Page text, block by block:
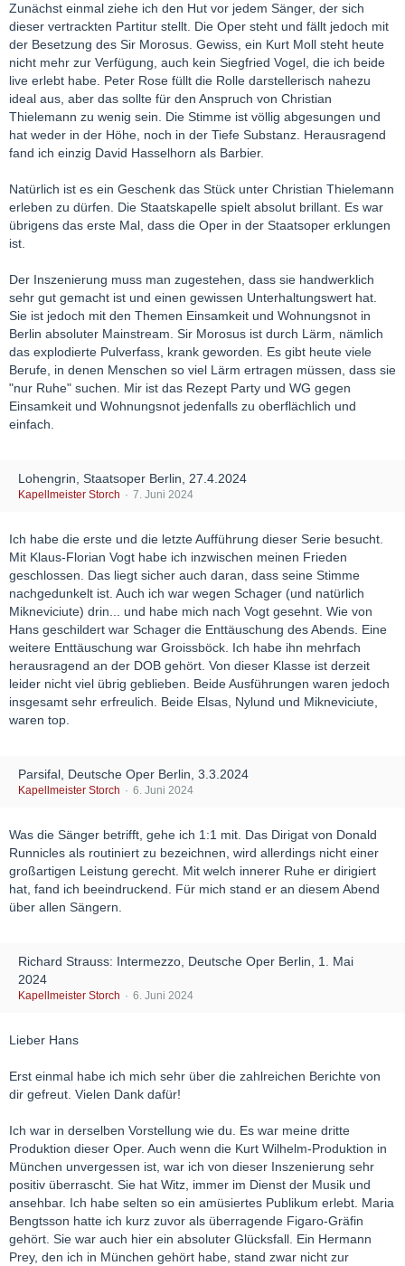
Zunächst einmal ziehe ich den Hut vor jedem Sänger, der sich
dieser vertrackten Partitur stellt. Die Oper steht und fällt jedoch mit
der Besetzung des Sir Morosus. Gewiss, ein Kurt Moll steht heute
nicht mehr zur Verfügung, auch kein Siegfried Vogel, die ich beide
live erlebt habe. Peter Rose füllt die Rolle darstellerisch nahezu
ideal aus, aber das sollte für den Anspruch von Christian
Thielemann zu wenig sein. Die Stimme ist völlig abgesungen und
hat weder in der Höhe, noch in der Tiefe Substanz. Herausragend
fand ich einzig David Hasselhorn als Barbier.
Natürlich ist es ein Geschenk das Stück unter Christian Thielemann
erleben zu dürfen. Die Staatskapelle spielt absolut brillant. Es war
übrigens das erste Mal, dass die Oper in der Staatsoper erklungen
ist.
Der Inszenierung muss man zugestehen, dass sie handwerklich
sehr gut gemacht ist und einen gewissen Unterhaltungswert hat.
Sie ist jedoch mit den Themen Einsamkeit und Wohnungsnot in
Berlin absoluter Mainstream. Sir Morosus ist durch Lärm, nämlich
das explodierte Pulverfass, krank geworden. Es gibt heute viele
Berufe, in denen Menschen so viel Lärm ertragen müssen, dass sie
"nur Ruhe" suchen. Mir ist das Rezept Party und WG gegen
Einsamkeit und Wohnungsnot jedenfalls zu oberflächlich und
einfach.
Lohengrin, Staatsoper Berlin, 27.4.2024
Kapellmeister Storch 7. Juni 2024
Ich habe die erste und die letzte Aufführung dieser Serie besucht.
Mit Klaus-Florian Vogt habe ich inzwischen meinen Frieden
geschlossen. Das liegt sicher auch daran, dass seine Stimme
nachgedunkelt ist. Auch ich war wegen Schager (und natürlich
Mikneviciute) drin... und habe mich nach Vogt gesehnt. Wie von
Hans geschildert war Schager die Enttäuschung des Abends. Eine
weitere Enttäuschung war Groissböck. Ich habe ihn mehrfach
herausragend an der DOB gehört. Von dieser Klasse ist derzeit
leider nicht viel übrig geblieben. Beide Ausführungen waren jedoch
insgesamt sehr erfreulich. Beide Elsas, Nylund und Mikneviciute,
waren top.
Parsifal, Deutsche Oper Berlin, 3.3.2024
Kapellmeister Storch 6. Juni 2024
Was die Sänger betrifft, gehe ich 1:1 mit. Das Dirigat von Donald
Runnicles als routiniert zu bezeichnen, wird allerdings nicht einer
großartigen Leistung gerecht. Mit welch innerer Ruhe er dirigiert
hat, fand ich beeindruckend. Für mich stand er an diesem Abend
über allen Sängern.
Richard Strauss: Intermezzo, Deutsche Oper Berlin, 1. Mai
2024
Kapellmeister Storch 6. Juni 2024
Lieber Hans
Erst einmal habe ich mich sehr über die zahlreichen Berichte von
dir gefreut. Vielen Dank dafür!
Ich war in derselben Vorstellung wie du. Es war meine dritte
Produktion dieser Oper. Auch wenn die Kurt Wilhelm-Produktion in
München unvergessen ist, war ich von dieser Inszenierung sehr
positiv überrascht. Sie hat Witz, immer im Dienst der Musik und
ansehbar. Ich habe selten so ein amüsiertes Publikum erlebt. Maria
Bengtsson hatte ich kurz zuvor als überragende Figaro-Gräfin
gehört. Sie war auch hier ein absoluter Glücksfall. Ein Hermann
Prey, den ich in München gehört habe, stand zwar nicht zur